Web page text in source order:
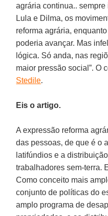
agrária continua..
Lula e Dilma, os
reforma agrária,
poderia avançar. Mas
lógica. Só anda, nas
maior pressão social”. O
Stedile.
Eis o artigo.
A expressão reforma
das pessoas, de que é o
latifúndios e a
trabalhadores sem-terra.
Como conceito mais
conjunto de políticas do
amplo programa de